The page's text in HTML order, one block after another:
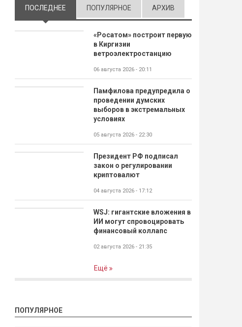
ПОСЛЕДНЕЕ (АКТИВНАЯ ВКЛАДКА)
ПОПУЛЯРНОЕ АРХИВ
«Росатом» построит первую
в Киргизии
ветроэлектростанцию
06 августа 2026 - 20:11
Памфилова предупредила о
проведении думских
выборов в экстремальных
условиях
05 августа 2026 - 22:30
Президент РФ подписал
закон о регулировании
криптовалют
04 августа 2026 - 17:12
WSJ: гигантские вложения в
ИИ могут спровоцировать
финансовый коллапс
02 августа 2026 - 21:35
Ещё
ПОПУЛЯРНОЕ